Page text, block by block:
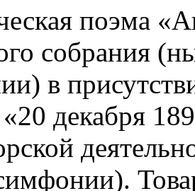
поэма
собрания
в
декабря